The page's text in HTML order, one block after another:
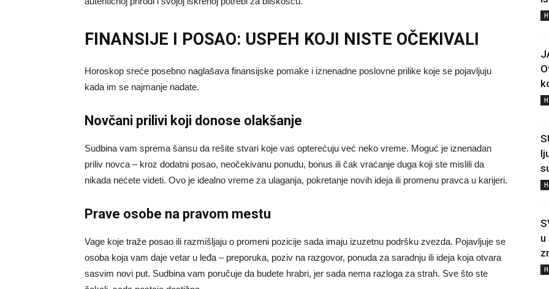
FINANSIJE I POSAO: USPEH KOJI NISTE OČEKIVALI
Horoskop sreće posebno naglašava finansijske pomake i iznenadne poslovne prilike koje se pojavljuju
kada im se najmanje nadate.
Novčani prilivi koji donose olakšanje
Sudbina vam sprema šansu da rešite stvari koje vas opterećuju već neko vreme. Moguć je iznenadan
priliv novca – kroz dodatni posao, neočekivanu ponudu, bonus ili čak vraćanje duga koji ste mislili da
nikada nećete videti. Ovo je idealno vreme za ulaganja, pokretanje novih ideja ili promenu pravca u karijeri.
Prave osobe na pravom mestu
Vage koje traže posao ili razmišljaju o promeni pozicije sada imaju izuzetnu podršku zvezda. Pojavljuje se
osoba koja vam daje vetar u leđa – preporuka, poziv na razgovor, ponuda za saradnju ili ideja koja otvara
sasvim novi put. Sudbina vam poručuje da budete hrabri, jer sada nema razloga za strah. Sve što ste
u